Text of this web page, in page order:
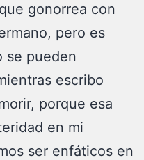
gonorrea con
pero es
se pueden
escribo
porque esa
en mi
ser enfáticos en